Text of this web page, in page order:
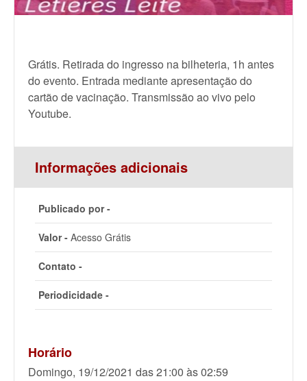
Grátis. Retirada do ingresso na bilheteria, 1h antes
do evento. Entrada mediante apresentação do
cartão de vacinação. Transmissão ao vivo pelo
Youtube.
Informações adicionais
Publicado por -
Valor - Acesso Grátis
Contato -
Periodicidade -
Horário
Domingo, 19/12/2021 das 21:00 às 02:59